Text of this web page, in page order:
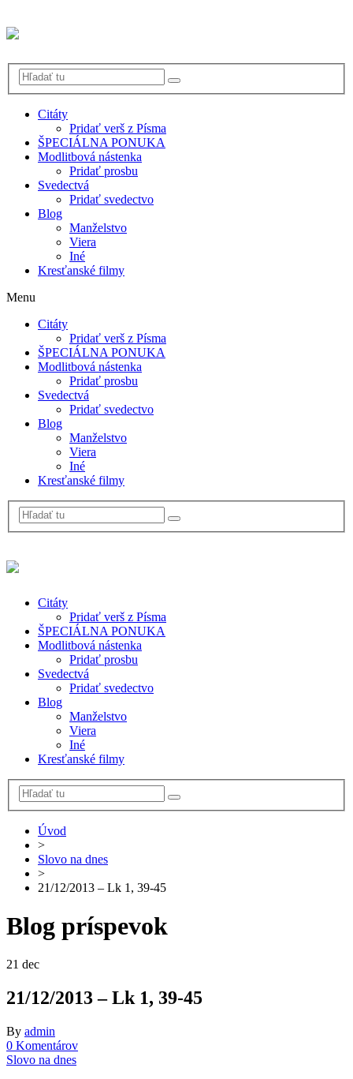
Citáty
Pridať verš z Písma
ŠPECIÁLNA PONUKA
Modlitbová nástenka
Pridať prosbu
Svedectvá
Pridať svedectvo
Blog
Manželstvo
Viera
Iné
Kresťanské filmy
Menu
Citáty
Pridať verš z Písma
ŠPECIÁLNA PONUKA
Modlitbová nástenka
Pridať prosbu
Svedectvá
Pridať svedectvo
Blog
Manželstvo
Viera
Iné
Kresťanské filmy
Citáty
Pridať verš z Písma
ŠPECIÁLNA PONUKA
Modlitbová nástenka
Pridať prosbu
Svedectvá
Pridať svedectvo
Blog
Manželstvo
Viera
Iné
Kresťanské filmy
Úvod
>
Slovo na dnes
>
21/12/2013 – Lk 1, 39-45
Blog príspevok
21 dec
21/12/2013 – Lk 1, 39-45
By admin
0 Komentárov
Slovo na dnes